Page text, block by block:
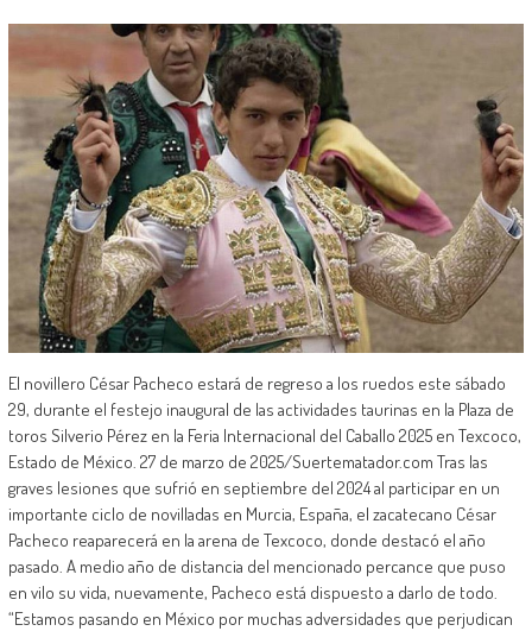
El novillero César Pacheco estará de regreso a los ruedos este sábado
29, durante el festejo inaugural de las actividades taurinas en la Plaza de
toros Silverio Pérez en la Feria Internacional del Caballo 2025 en Texcoco,
Estado de México. 27 de marzo de 2025/Suertematador.com Tras las
graves lesiones que sufrió en septiembre del 2024 al participar en un
importante ciclo de novilladas en Murcia, España, el zacatecano César
Pacheco reaparecerá en la arena de Texcoco, donde destacó el año
pasado. A medio año de distancia del mencionado percance que puso
en vilo su vida, nuevamente, Pacheco está dispuesto a darlo de todo.
“Estamos pasando en México por muchas adversidades que perjudican